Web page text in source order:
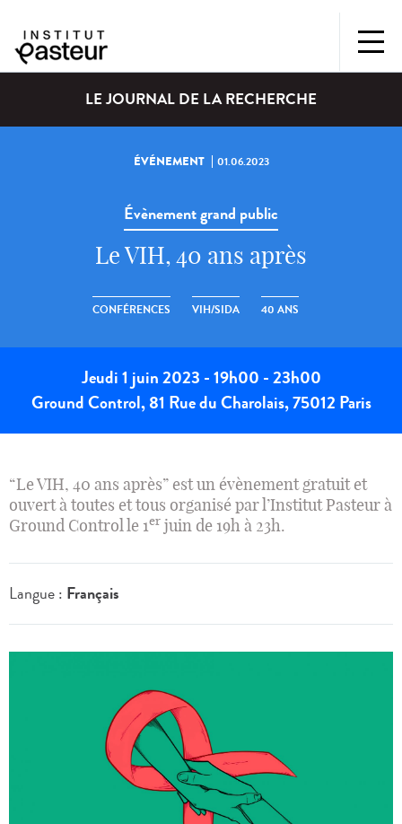
LE JOURNAL DE LA RECHERCHE
ÉVÉNEMENT 01.06.2023
Évènement grand public
Le VIH, 40 ans après
CONFÉRENCES VIH/SIDA 40 ANS
Jeudi 1 juin 2023 - 19h00 - 23h00
Ground Control, 81 Rue du Charolais, 75012 Paris
“Le VIH, 40 ans après” est un évènement gratuit et
ouvert à toutes et tous organisé par l’Institut Pasteur à
Ground Control le 1er juin de 19h à 23h.
Langue : Français